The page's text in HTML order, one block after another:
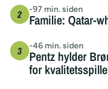
-97 min. siden
Familie: Qatar-
-46 min. siden
Pentz hylder
for